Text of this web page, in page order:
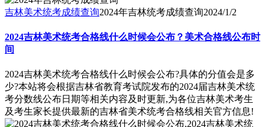
吉林美术统考成绩查询2024年吉林统考成绩查询2024/1/2
2024吉林美术统考合格线什么时候会公布？美术合格线公布时
间
2024吉林美术统考合格线什么时候会公布?具体的分值会是多
少?本站将会根据吉林省教育考试院发布的2024届吉林美术统
考分数线公布日期等相关内容及时更新,为各位吉林美术考生
及考生家长提供最新的吉林省美术统考合格线相关官方信息!